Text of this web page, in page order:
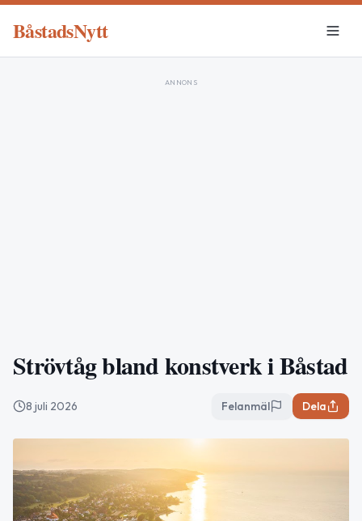
BåstadsNytt
ANNONS
Strövtåg bland konstverk i Båstad
8 juli 2026 Felanmäl Dela